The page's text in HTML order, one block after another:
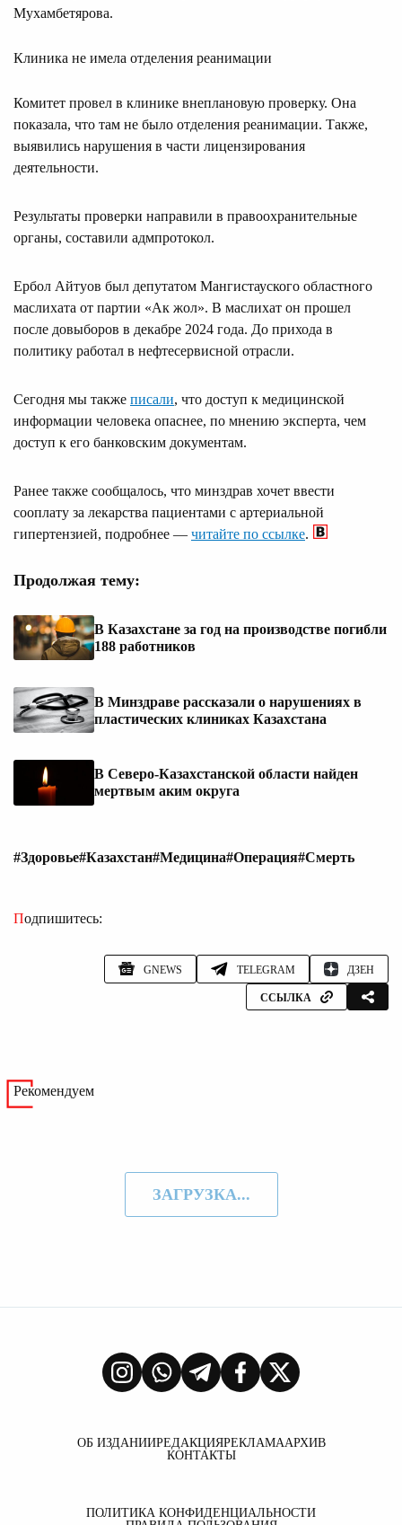
Мухамбетярова.
Клиника не имела отделения реанимации
Комитет провел в клинике внеплановую проверку. Она
показала, что там не было отделения реанимации. Также,
выявились нарушения в части лицензирования
деятельности.
Результаты проверки направили в правоохранительные
органы, составили адмпротокол.
Ербол Айтуов был депутатом Мангистауского областного
маслихата от партии «Ак жол». В маслихат он прошел
после довыборов в декабре 2024 года. До прихода в
политику работал в нефтесервисной отрасли.
Сегодня мы также писали, что доступ к медицинской
информации человека опаснее, по мнению эксперта, чем
доступ к его банковским документам.
Ранее также сообщалось, что минздрав хочет ввести
сооплату за лекарства пациентами с артериальной
гипертензией, подробнее — читайте по ссылке.
Продолжая тему:
В Казахстане за год на производстве погибли
188 работников
В Минздраве рассказали о нарушениях в
пластических клиниках Казахстана
В Северо-Казахстанской области найден
мертвым аким округа
#Здоровье#Казахстан#Медицина#Операция#Смерть
Подпишитесь:
GNEWS TELEGRAM ДЗЕН
ССЫЛКА
Рекомендуем
ЗАГРУЗКА...
ОБ ИЗДАНИИРЕДАКЦИЯРЕКЛАМААРХИВ
КОНТАКТЫ
ПОЛИТИКА КОНФИДЕНЦИАЛЬНОСТИ